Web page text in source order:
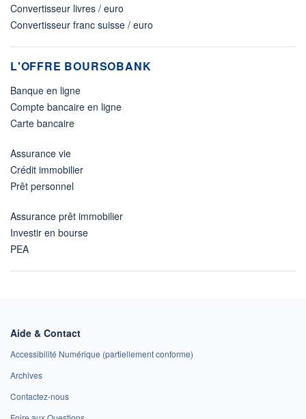
Convertisseur livres / euro
Convertisseur franc suisse / euro
L'OFFRE BOURSOBANK
Banque en ligne
Compte bancaire en ligne
Carte bancaire
Assurance vie
Crédit immobilier
Prêt personnel
Assurance prêt immobilier
Investir en bourse
PEA
Aide & Contact
Accessibilité Numérique (partiellement conforme)
Archives
Contactez-nous